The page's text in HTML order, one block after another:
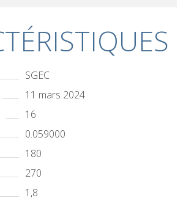
SGEC
11 mars 2024
16
0.059000
180
270
1,8